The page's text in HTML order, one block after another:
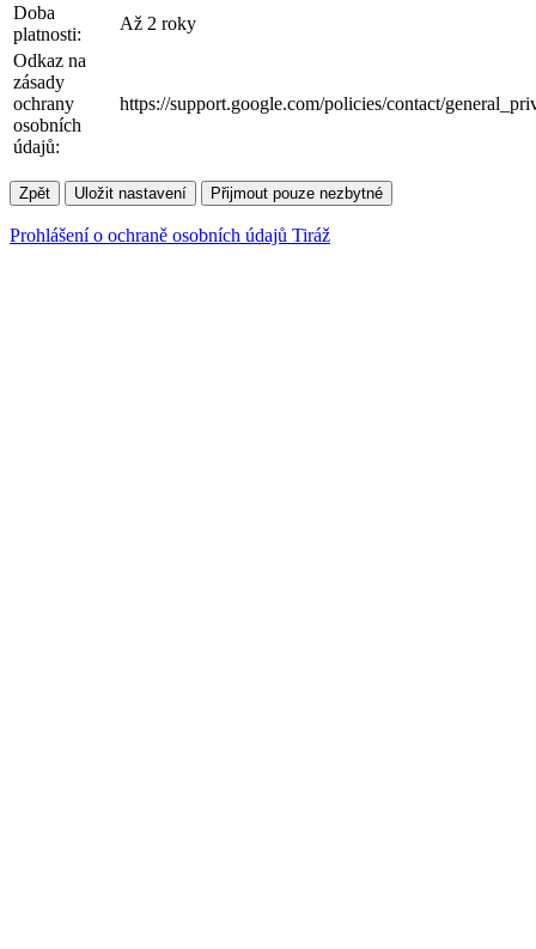
Doba
platnosti:
Až 2 roky
Odkaz na
zásady
ochrany
osobních
údajů:
https://support.google.com/policies/contact/
Zpět Uložit nastavení Přijmout pouze nezbytné
Prohlášení o ochraně osobních údajů Tiráž